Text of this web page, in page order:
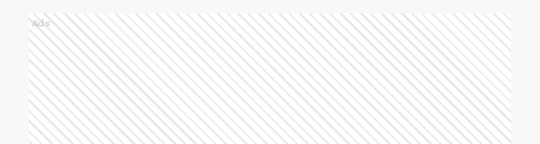
Ads